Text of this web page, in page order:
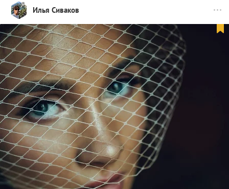
Илья Сиваков